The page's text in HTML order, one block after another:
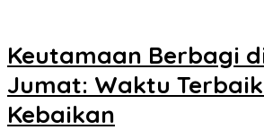
Keutamaan Berbagi
Jumat: Waktu
Kebaikan